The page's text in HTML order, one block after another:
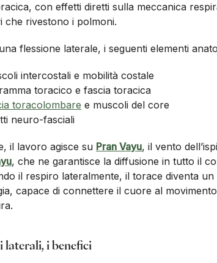
con effetti diretti sulla meccanica
che rivestono i polmoni.
flessione laterale, i seguenti elementi
intercostali e mobilità costale
toracico e fascia toracica
toracolombare e muscoli del core
neuro-fasciali
il lavoro agisce su Pran Vayu, il vento
, che ne garantisce la diffusione in tutto il
il respiro lateralmente, il torace diventa
capace di connettere il cuore al
laterali, i benefici